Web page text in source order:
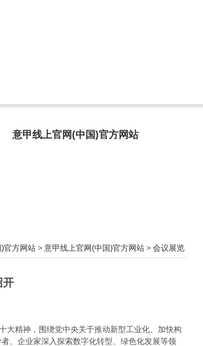
意甲线上官网(中国)官方网站
官方网站 > 意甲线上官网(中国)官方网站 > 会议展览
开
精神，围绕党中央关于推动新型工业化、加快构
、企业家深入探索数字化转型、绿色化发展等领